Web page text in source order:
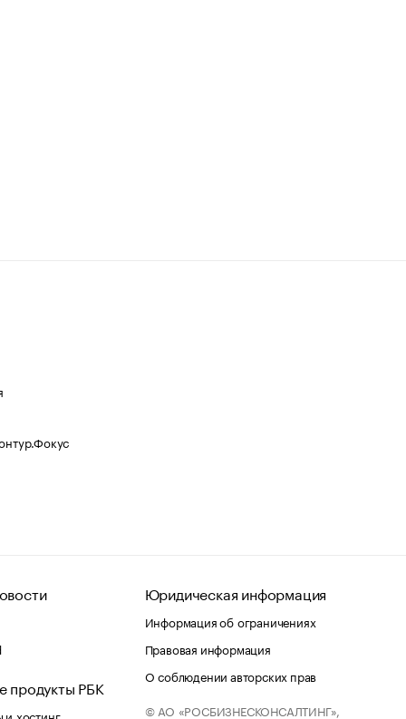
продукты РБК
хостинг
Юридическая информация
Информация об ограничениях
Правовая информация
О соблюдении авторских прав
© АО «РОСБИЗНЕСКОНСАЛТИНГ»,